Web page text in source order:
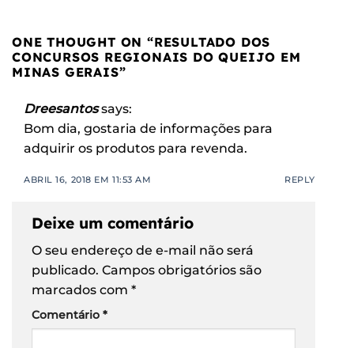
ONE THOUGHT ON “RESULTADO DOS
CONCURSOS REGIONAIS DO QUEIJO EM
MINAS GERAIS”
Dreesantos says:
Bom dia, gostaria de informações para
adquirir os produtos para revenda.
ABRIL 16, 2018 EM 11:53 AM REPLY
Deixe um comentário
O seu endereço de e-mail não será
publicado. Campos obrigatórios são
marcados com *
Comentário *